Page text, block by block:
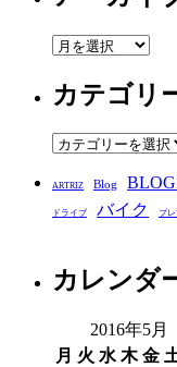
ア
カ
イ
ブ
カテゴリ
カ
ゴ
リ
ARTRIZ Blog
ドライブ バイク プ
カレンダ
2016年5月
月 火 水 木 金